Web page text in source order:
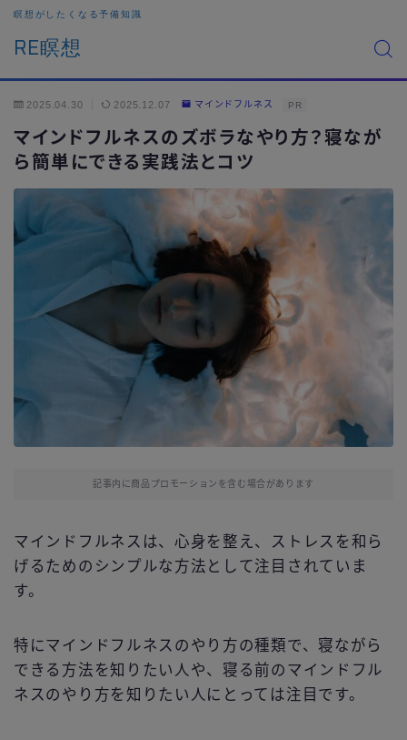
RE瞑想
瞑想がしたくなる予備知識
2025.04.30 2025.12.07 マインドフルネス PR
マインドフルネスのズボラなやり方？寝なが
ら簡単にできる実践法とコツ
記事内に商品プロモーションを含む場合があります
マインドフルネスは、心身を整え、ストレスを和ら
げるためのシンプルな方法として注目されていま
す。
特にマインドフルネスのやり方の種類で、寝ながら
できる方法を知りたい人や、寝る前のマインドフル
ネスのやり方を知りたい人にとっては注目です。